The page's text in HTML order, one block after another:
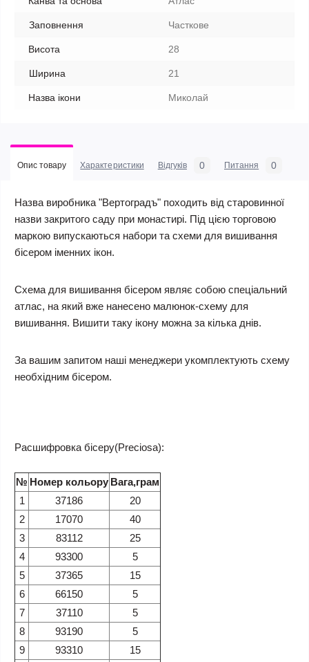
Заповнення Часткове
Висота 28
Ширина 21
Назва ікони Миколай
Опис товару Характеристики Відгуків 0 Питання 0
Назва виробника "Вертоградъ" походить від старовинної
назви закритого саду при монастирі. Під цією торговою
маркою випускаються набори та схеми для вишивання
бісером іменних ікон.
Схема для вишивання бісером являє собою спеціальний
атлас, на який вже нанесено малюнок-схему для
вишивання. Вишити таку ікону можна за кілька днів.
За вашим запитом наші менеджери укомплектують схему
необхідним бісером.
Расшифровка бісеру(Preciosa):
№ Номер кольору Вага,грам
1
37186
20
2
17070
40
3
83112
25
4
93300
5
5
37365
15
6
66150
5
7
37110
5
8
93190
5
9
93310
15